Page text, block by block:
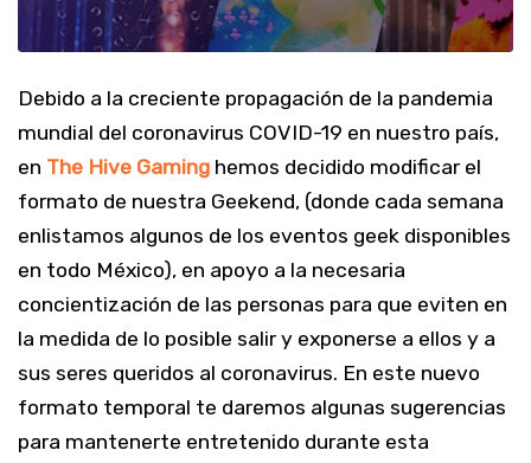
Debido a la creciente propagación de la pandemia
mundial del coronavirus COVID-19 en nuestro país,
en The Hive Gaming hemos decidido modificar el
formato de nuestra Geekend, (donde cada semana
enlistamos algunos de los eventos geek disponibles
en todo México), en apoyo a la necesaria
concientización de las personas para que eviten en
la medida de lo posible salir y exponerse a ellos y a
sus seres queridos al coronavirus. En este nuevo
formato temporal te daremos algunas sugerencias
para mantenerte entretenido durante esta